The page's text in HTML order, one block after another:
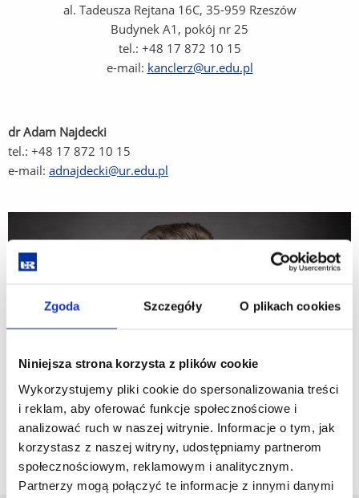
Zgoda Szczegóły O plikach cookies
Niniejsza strona korzysta z plików cookie
Wykorzystujemy pliki cookie do spersonalizowania treści
i reklam, aby oferować funkcje społecznościowe i
analizować ruch w naszej witrynie. Informacje o tym, jak
korzystasz z naszej witryny, udostępniamy partnerom
społecznościowym, reklamowym i analitycznym.
Partnerzy mogą połączyć te informacje z innymi danymi
al. Tadeusza Rejtana 16C, 35-959 Rzeszów
Budynek A1, pokój nr 25
tel.: +48 17 872 10 15
e-mail: kanclerz@ur.edu.pl
dr Adam Najdecki
tel.: +48 17 872 10 15
e-mail: adnajdecki@ur.edu.pl